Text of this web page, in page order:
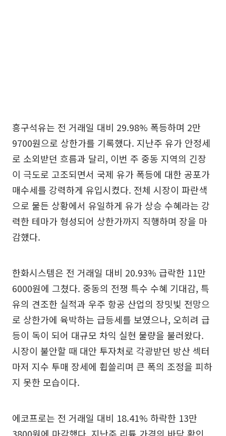
흥구석유는 전 거래일 대비 29.98% 폭등하며 2만
9700원으로 상한가를 기록했다. 지난주 유가 안정세
로 소외받던 흐름과 달리, 이번 주 중동 지역의 긴장
이 극도로 고조되면서 국제 유가 폭등에 대한 공포가
매수세를 강력하게 유입시켰다. 전체 시장이 파란색
으로 물든 상황에서 유일하게 유가 상승 수혜라는 강
력한 테마가 형성되어 상한가까지 직행하며 장을 마
감했다.
한화시스템은 전 거래일 대비 20.93% 급락한 11만
6000원에 그쳤다. 중동의 전쟁 특수 수혜 기대감, 특
유의 견조한 실적과 우주 항공 산업의 장밋빛 전망으
로 상한가에 육박하는 급등세를 보였으나, 오히려 급
등이 독이 되어 대규모 차익 실현 물량을 불러왔다.
시장이 불안할 때 대안 투자처로 각광받던 방산 섹터
마저 지수 투매 장세에 휩쓸리며 큰 폭의 조정을 피하
지 못한 모습이다.
에코프로는 전 거래일 대비 18.41% 하락한 13만